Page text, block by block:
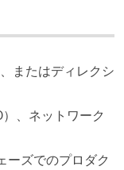
またはディレクシ
、ネットワーク
ーズでのプロダク